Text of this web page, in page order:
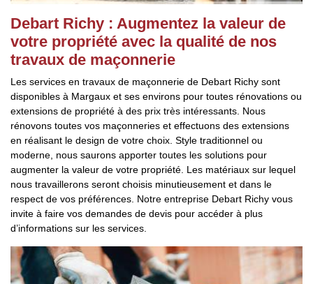
Debart Richy : Augmentez la valeur de
votre propriété avec la qualité de nos
travaux de maçonnerie
Les services en travaux de maçonnerie de Debart Richy sont
disponibles à Margaux et ses environs pour toutes rénovations ou
extensions de propriété à des prix très intéressants. Nous
rénovons toutes vos maçonneries et effectuons des extensions
en réalisant le design de votre choix. Style traditionnel ou
moderne, nous saurons apporter toutes les solutions pour
augmenter la valeur de votre propriété. Les matériaux sur lequel
nous travaillerons seront choisis minutieusement et dans le
respect de vos préférences. Notre entreprise Debart Richy vous
invite à faire vos demandes de devis pour accéder à plus
d’informations sur les services.